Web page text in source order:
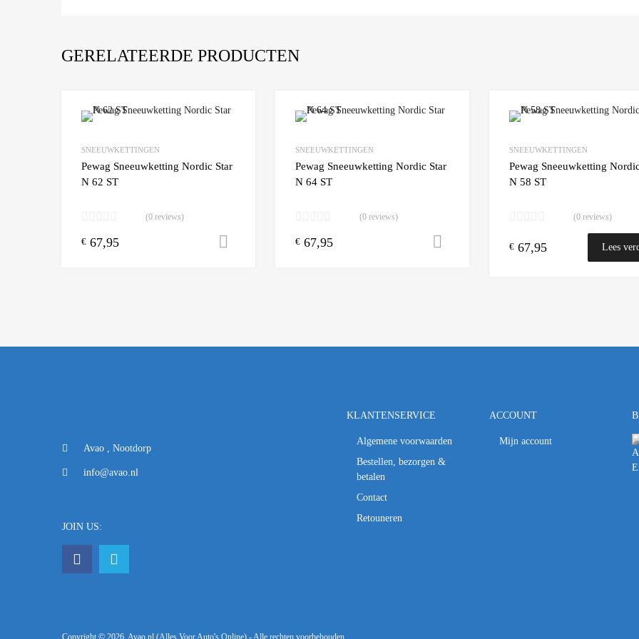
GERELATEERDE PRODUCTEN
Add to Wishlist
SNEEUWKETTINGEN
Pewag Sneeuwketting Nordic Star
N 62 ST
(0 reviews)
€ 67,95 Toevoegen aan winkelwagen
Add to Wishlist
SNEEUWKETTINGEN
Pewag Sneeuwketting Nordic Star
N 64 ST
(0 reviews)
€ 67,95 Toevoegen aan winkelwagen
SNEEUWKETTINGEN
Pewag Sneeuwketting
N 58 ST
(0 reviews)
€ 67,95 Lees
Avao , Nootdorp
info@avao.nl
JOIN US:
KLANTENSERVICE
Algemene voorwaarden
Bestellen, bezorgen &
betalen
Contact
Retouneren
ACCOUNT
Mijn account
Copyright © 2026 Avao.nl (Alles Voor Auto's Online) - Alle rechten voorbehouden